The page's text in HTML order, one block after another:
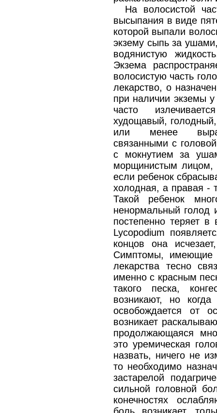
На волосистой
высыпания в виде
которой выпали
экзему сыпь за
водянистую
Экзема
волосистую часть
лекарство, о
при наличии экземы
часто
худощавый,
или менее
связанными с
с мокнутием за
морщинистым лицом,
если ребенок
холодная, а правая -
Такой ребенок
ненормальный голод
постепенно теряет
Lycopodium
концов она
Симптомы, имеющие
лекарства тесно
именно с красным
такого песка,
возникают, но
освобождается от
возникает
продолжающаяся
это уремическая
назвать, ничего не
то необходимо
застарелой
сильной головной
конечностях